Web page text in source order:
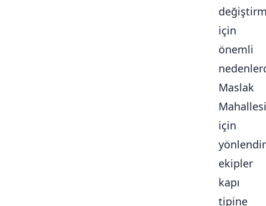
için
önemli
Maslak
Mahallesi
için
ekipler
kapı
tipine